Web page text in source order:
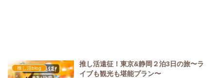
推し活blog
推し活遠征！東京&静岡２泊3日の旅〜ラ
イブも観光も堪能プラン〜